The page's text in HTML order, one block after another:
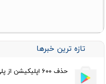
تازه ترین خبرها
حذف ۶۰۰ اپلیکیشن از پلی استور گوگل